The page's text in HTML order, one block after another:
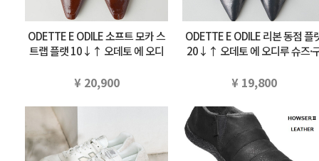
ODETTE E ODILE 소프트 모카 스
트랩 플랫 10↓↑ 오데토 에 오디
¥ 20,900
ODETTE E ODILE 리본 동점 플
20↓↑ 오데토 에 오디루 슈즈·
¥ 19,800